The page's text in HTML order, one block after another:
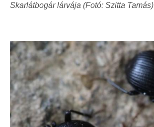
Skarlátbogár lárvája (Fotó: Szitta Tamás)